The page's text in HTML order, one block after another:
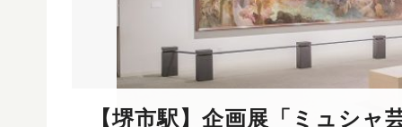
【堺市駅】企画展「ミュシャ